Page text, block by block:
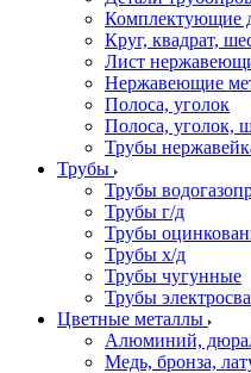
Комплектующие
Круг, квадрат,
Лист
Нержавеющие
Полоса, уголок
Полоса, уголок,
Трубы
Трубы
Трубы
Трубы г/д
Трубы
Трубы х/д
Трубы чугунные
Трубы
Цветные металлы
Алюминий,
Медь, бронза,